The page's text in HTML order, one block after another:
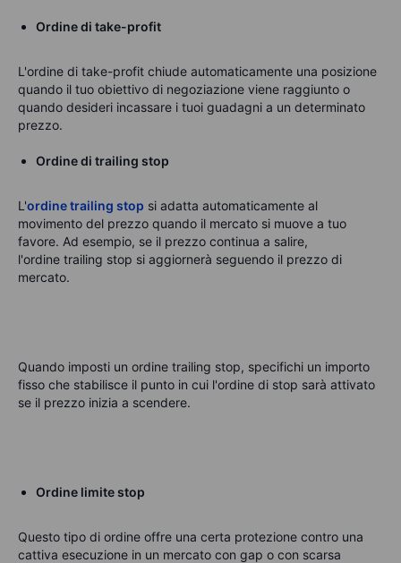
Ordine di take-profit
L'ordine di take-profit chiude automaticamente una posizione
quando il tuo obiettivo di negoziazione viene raggiunto o
quando desideri incassare i tuoi guadagni a un determinato
prezzo.
Ordine di trailing stop
L'ordine trailing stop si adatta automaticamente al
movimento del prezzo quando il mercato si muove a tuo
favore. Ad esempio, se il prezzo continua a salire,
l'ordine trailing stop si aggiornerà seguendo il prezzo di
mercato.
Quando imposti un ordine trailing stop, specifichi un importo
fisso che stabilisce il punto in cui l'ordine di stop sarà attivato
se il prezzo inizia a scendere.
Ordine limite stop
Questo tipo di ordine offre una certa protezione contro una
cattiva esecuzione in un mercato con gap o con scarsa